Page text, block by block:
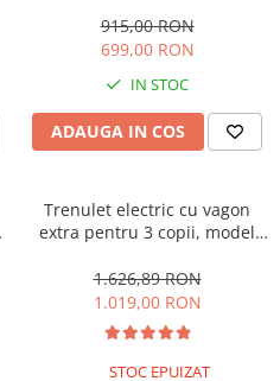
culoare Rosie
915,00 RON
699,00 RON
IN STOC
ADAUGA IN COS
Trenulet electric cu vagon
extra pentru 3 copii, model
music player, albastru
1.626,89 RON
1.019,00 RON
STOC EPUIZAT